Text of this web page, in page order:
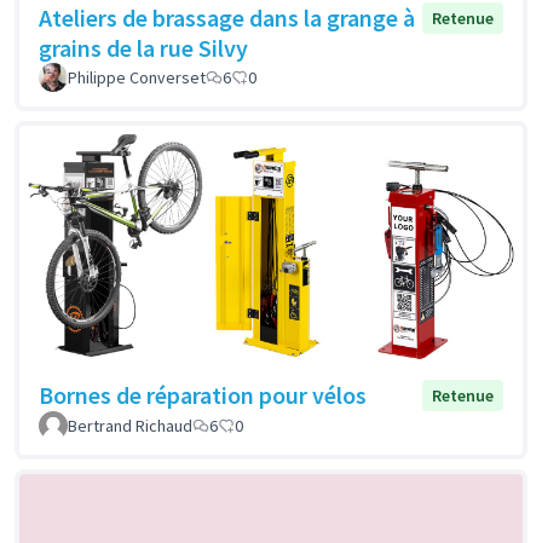
Ateliers de brassage dans la grange à
grains de la rue Silvy
Retenue
Philippe Converset 6 0
Bornes de réparation pour vélos
Retenue
Bertrand Richaud
6 0